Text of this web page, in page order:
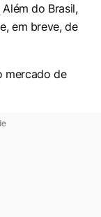
do Brasil,
em breve, de
mercado de